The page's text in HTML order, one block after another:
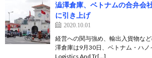
澁澤倉庫、ベトナムの合弁会
に引き上げ
2020.10.01
経営への関与強め、輸出入貨物な
澤倉庫は9月30日、ベトナム・ハノ
Logistics And Tr[…]